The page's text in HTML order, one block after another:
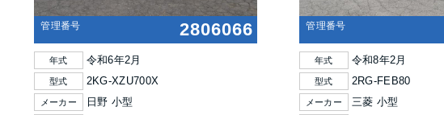
管理番号 2806066
年式 令和6年2月
型式 2KG-XZU700X
メーカー 日野 小型
管理番号
年式 令和8年2月
型式 2RG-FEB80
メーカー 三菱 小型